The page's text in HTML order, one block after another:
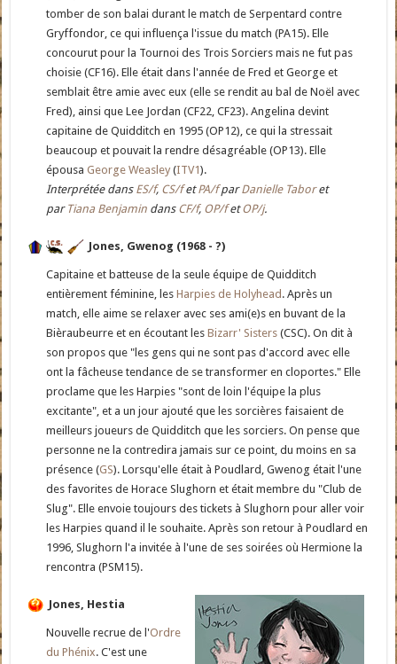
tomber de son balai durant le match de Serpentard contre
Gryffondor, ce qui influença l'issue du match (PA15). Elle
concourut pour la Tournoi des Trois Sorciers mais ne fut pas
choisie (CF16). Elle était dans l'année de Fred et George et
semblait être amie avec eux (elle se rendit au bal de Noël avec
Fred), ainsi que Lee Jordan (CF22, CF23). Angelina devint
capitaine de Quidditch en 1995 (OP12), ce qui la stressait
beaucoup et pouvait la rendre désagréable (OP13). Elle
épousaGeorge Weasley (ITV1).
Interprétée dans ES/f, CS/fetPA/fparDanielle Taboret
par Tiana Benjamin dans CF/f, OP/fetOP/j.
Jones, Gwenog (1968 - ?)
Capitaine et batteuse de la seule équipe de Quidditch
entièrement féminine, lesHarpies de Holyhead . Après un
match, elle aime se relaxer avec ses ami(e)s en buvant de la
Bièraubeurre et en écoutant lesBizarr' Sisters (CSC). On dit à
son propos que "les gens qui ne sont pas d'accord avec elle
ont la fâcheuse tendance de se transformer en cloportes." Elle
proclame que les Harpies "sont de loin l'équipe la plus
excitante", et a un jour ajouté que les sorcières faisaient de
meilleurs joueurs de Quidditch que les sorciers. On pense que
personne ne la contredira jamais sur ce point, du moins en sa
présence (GS). Lorsqu'elle était à Poudlard, Gwenog était l'une
des favorites de Horace Slughorn et était membre du "Club de
Slug". Elle envoie toujours des tickets à Slughorn pour aller voir
les Harpies quand il le souhaite. Après son retour à Poudlard en
1996, Slughorn l'a invitée à l'une de ses soirées où Hermione la
rencontra (PSM15).
Jones, Hestia
Nouvelle recrue de l'Ordre
du Phénix. C'est une